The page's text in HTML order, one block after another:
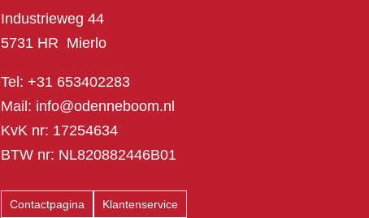
Industrieweg 44
5731 HR Mierlo
Tel: +31 653402283
Mail: info@odenneboom.nl
KvK nr: 17254634
BTW nr: NL820882446B01
Contactpagina Klantenservice